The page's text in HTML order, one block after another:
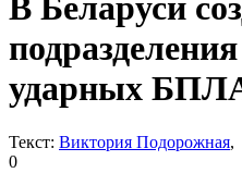
В Беларуси
ударных
Текст: Виктория Подорожная,
0